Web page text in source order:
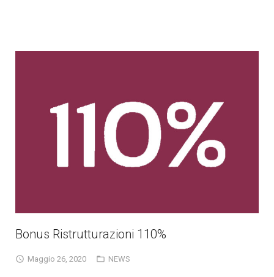
Bonus Ristrutturazioni 110%
Maggio 26, 2020 NEWS